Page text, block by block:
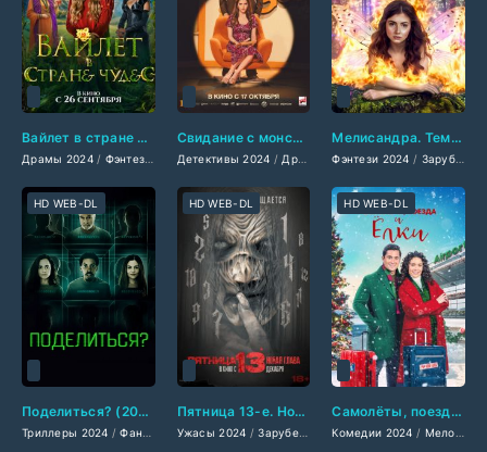
Вайлет в стране чудес (2024)
Драмы 2024/ Фэнтези 2024 /Зарубежные фильмы 2024/Фильмы осени 2024
Свидание с монстром (2024)
Детективы 2024 / Драмы 2024 /Криминальные
Мелисандра. Темная фея (2024)
Фэнтези 2024 / Зарубежные фильмы 2024
Поделиться? (2024)
Триллеры 2024 /Фантастические 2024 / Зарубежные фильмы 2024/ Фильмы
HD WEB-DL
Пятница 13-е. Новая глава (2024)
Ужасы 2024 /Зарубежные фильмы 2024 / Фильмы
HD WEB-DL
Самолёты, поезда и ёлки (2024)
Комедии 2024 / Мелодрамы 2024
HD WEB-DL